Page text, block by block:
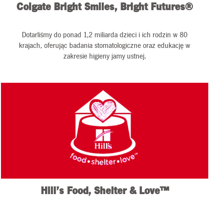
Colgate Bright Smiles, Bright Futures®
Dotarliśmy do ponad 1,2 miliarda dzieci i ich rodzin w 80
krajach, oferując badania stomatologiczne oraz edukację w
zakresie higieny jamy ustnej.
Hill’s Food, Shelter & Love™